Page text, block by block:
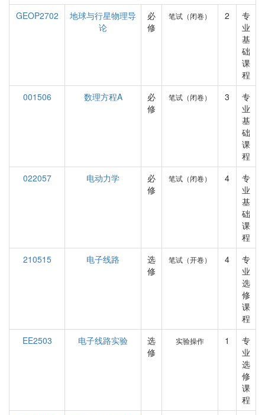
GEOP2702
地球与行星物理导
论
必
修
笔试（闭卷） 2
专
业
基
础
课
程
001506
数理方程A
必
修
笔试（闭卷） 3
专
业
基
础
课
程
022057
电动力学
必
修
笔试（闭卷） 4
专
业
基
础
课
程
210515
电子线路
选
修
笔试（开卷） 4
专
业
选
修
课
程
EE2503
电子线路实验
选
修
实验操作 1
专
业
选
修
课
程